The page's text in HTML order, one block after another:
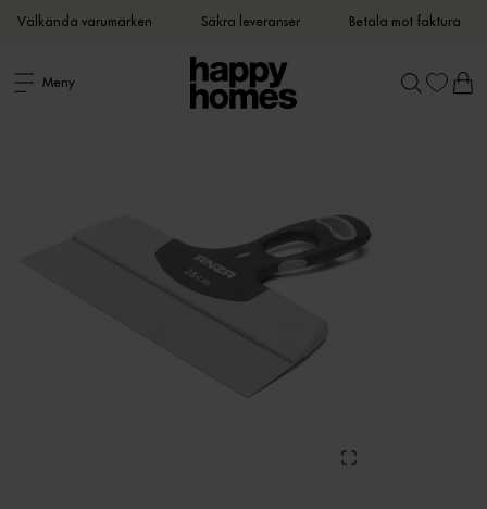
Välkända varumärken Säkra leveranser Betala mot faktura
Meny